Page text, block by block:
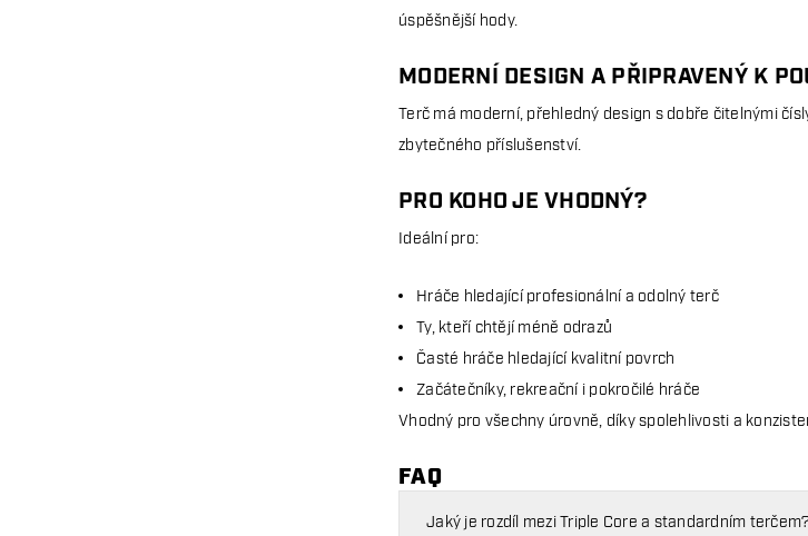
úspěšnější hody.
MODERNÍ DESIGN A PŘIPRAVENÝ K
Terč má moderní, přehledný design s dobře čitelnými
zbytečného příslušenství.
PRO KOHO JE VHODNÝ?
Ideální pro:
Hráče hledající profesionální a odolný terč
Ty, kteří chtějí méně odrazů
Časté hráče hledající kvalitní povrch
Začátečníky, rekreační i pokročilé hráče
Vhodný pro všechny úrovně, díky spolehlivosti a
FAQ
Jaký je rozdíl mezi Triple Core a standardním